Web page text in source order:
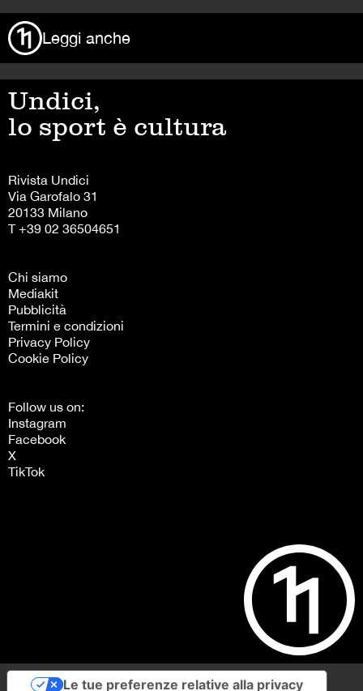
Leggi anche
Undici,
lo sport è cultura
Rivista Undici
Via Garofalo 31
20133 Milano
T +39 02 36504651
Chi siamo
Mediakit
Pubblicità
Termini e condizioni
Privacy Policy
Cookie Policy
Follow us on:
Instagram
Facebook
X
TikTok
Le tue preferenze relative alla privacy